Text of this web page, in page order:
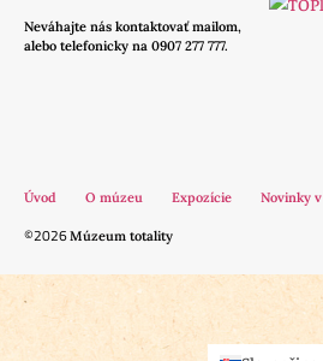
Neváhajte nás kontaktovať mailom,
alebo telefonicky na 0907 277 777.
Úvod O múzeu Expozície Novinky
©2026Múzeum totality